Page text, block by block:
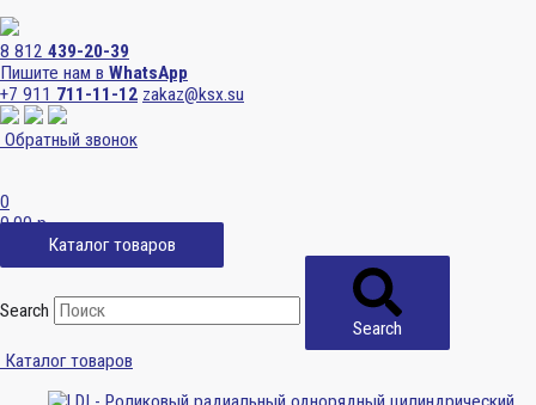
8 812 439-20-39
Пишите нам в WhatsApp
+7 911 711-11-12 zakaz@ksx.su
Обратный звонок
0
0,00р.
Каталог товаров
Search
Search
Каталог товаров